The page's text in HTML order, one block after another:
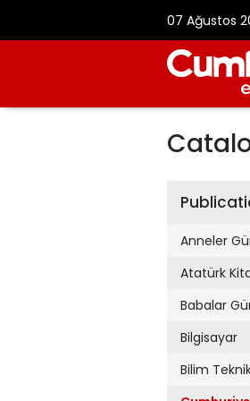
07 Ağustos
Anneler
Atatürk
Babalar
Bilgisayar
Bilim